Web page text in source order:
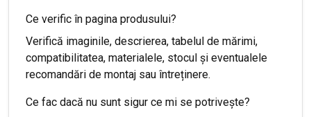
Ce verific în pagina produsului?
Verifică imaginile, descrierea, tabelul de mărimi,
compatibilitatea, materialele, stocul și eventualele
recomandări de montaj sau întreținere.
Ce fac dacă nu sunt sigur ce mi se potrivește?